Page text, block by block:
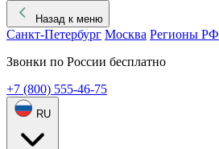
Назад к меню
Санкт-Петербург Москва Регионы РФ
Звонки по России бесплатно
+7 (800) 555-46-75
RU